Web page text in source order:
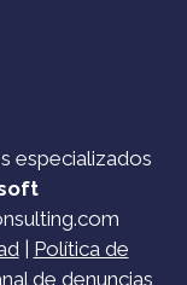
especializados
| Política de
de denuncias